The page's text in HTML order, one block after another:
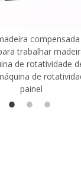
trabalhar
de rotatividade
de
painel